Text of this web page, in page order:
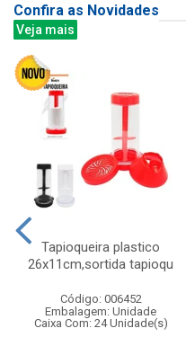
Confira as Novidades
Veja mais
Tapioqueira plastico
26x11cm,sortida tapioqu
Código: 006452
Embalagem: Unidade
Caixa Com: 24 Unidade(s)